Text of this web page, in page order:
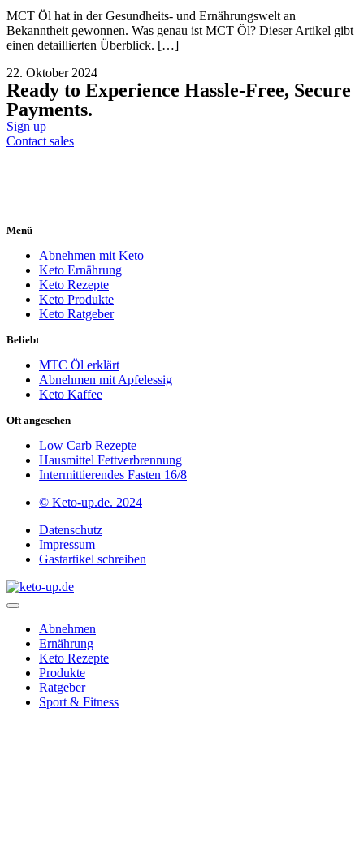
MCT Öl hat in der Gesundheits- und Ernährungswelt an
Bekanntheit gewonnen. Was genau ist MCT Öl? Dieser Artikel gibt
einen detaillierten Überblick. […]
22. Oktober 2024
Ready to Experience Hassle-Free, Secure
Payments.
Sign up
Contact sales
Menü
Abnehmen mit Keto
Keto Ernährung
Keto Rezepte
Keto Produkte
Keto Ratgeber
Beliebt
MTC Öl erklärt
Abnehmen mit Apfelessig
Keto Kaffee
Oft angesehen
Low Carb Rezepte
Hausmittel Fettverbrennung
Intermittierendes Fasten 16/8
© Keto-up.de. 2024
Datenschutz
Impressum
Gastartikel schreiben
Abnehmen
Ernährung
Keto Rezepte
Produkte
Ratgeber
Sport & Fitness